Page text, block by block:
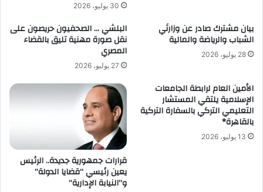
30 يوليو، 2026
بيان مشترك صادر عن وزارتَي
الشباب والرياضة والمالية
28 يوليو، 2026
البلشي … الصحفيون حريصون على
نقل صورة مهنية تليق بالقضاء
المصري
27 يوليو، 2026
الأمين العام لرابطة الجامعات
الإسلامية يلتقي المستشار
التعليمي التركي بالسفارة التركية
بالقاهرة*
13 يوليو، 2026
قرارات جمهورية جديدة.. الرئيس
يعين رئيسي “قضايا الدولة”
و”النيابة الإدارية”